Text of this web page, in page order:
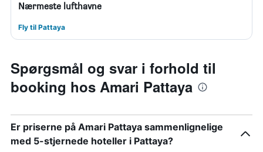
Nærmeste lufthavne
Fly til Pattaya
Spørgsmål og svar i forhold til
booking hos Amari Pattaya
Er priserne på Amari Pattaya sammenlignelige
med 5-stjernede hoteller i Pattaya?